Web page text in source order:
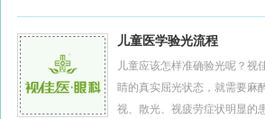
儿童医学验光流程
儿童应该怎样准确验光呢？视
睛的真实屈光状态，就需要麻
视、散光、视疲劳症状明显的